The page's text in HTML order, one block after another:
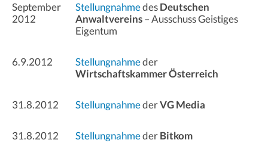
September
2012
StellungnahmedesDeutschen
Anwaltvereins– Ausschuss Geistiges
Eigentum
6.9.2012 Stellungnahmeder
Wirtschaftskammer Österreich
31.8.2012 StellungnahmederVG Media
31.8.2012 StellungnahmederBitkom